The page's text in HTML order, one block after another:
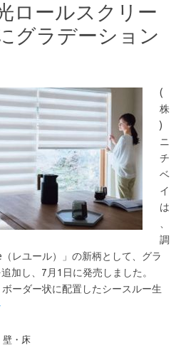
ールスクリー
グラデーション
(
株
)
ニ
チ
ベ
イ
は
調
レユール）」の新柄として、グラ
加し、7月1日に発売しました。
ボーダー状に配置したシースルー生
壁・床